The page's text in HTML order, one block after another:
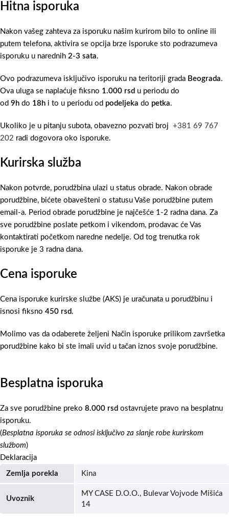
Hitna isporuka
Nakon vašeg zahteva za isporuku našim kurirom bilo to online ili
putem telefona, aktivira se opcija brze isporuke sto podrazumeva
isporuku u narednih 2-3 sata.
Ovo podrazumeva isključivo isporuku na teritoriji grada Beograda.
Ova uluga se naplaćuje fiksno 1.000 rsd u periodu do
od 9h do 18h i to u periodu od podeljeka do petka.
Ukoliko je u pitanju subota, obavezno pozvati broj +381 69 767
202 radi dogovora oko isporuke.
Kurirska služba
Nakon potvrde, porudžbina ulazi u status obrade. Nakon obrade
porudžbine, bićete obavešteni o statusu Vaše porudžbine putem
email-a. Period obrade porudžbine je najčešće 1-2 radna dana. Za
sve porudžbine poslate petkom i vikendom, prodavac će Vas
kontaktirati početkom naredne nedelje. Od tog trenutka rok
isporuke je 3 radna dana.
Cena isporuke
Cena isporuke kurirske službe (AKS) je uračunata u porudžbinu i
isnosi fiksno 450 rsd.
Molimo vas da odaberete željeni Način isporuke prilikom završetka
porudžbine kako bi ste imali uvid u tačan iznos svoje porudžbine.
Besplatna isporuka
Za sve porudžbine preko 8.000 rsd ostavrujete pravo na besplatnu
isporuku.
(Besplatna isporuka se odnosi isključivo za slanje robe kurirskom
službom)
Deklaracija
Zemlja porekla Kina
Uvoznik
MY CASE D.O.O., Bulevar Vojvode Mišića
14